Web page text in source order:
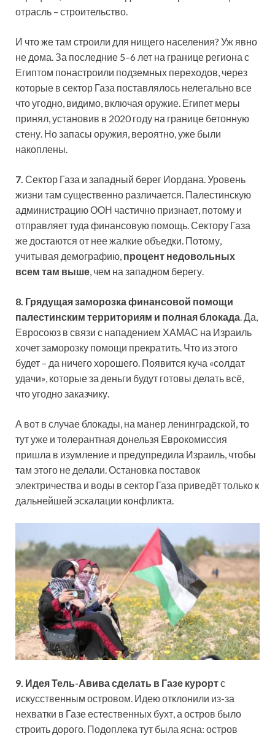
отрасль – строительство.
И что же там строили для нищего населения? Уж явно
не дома. За последние 5–6 лет на границе региона с
Египтом понастроили подземных переходов, через
которые в сектор Газа поставлялось нелегально все
что угодно, видимо, включая оружие. Египет меры
принял, установив в 2020 году на границе бетонную
стену. Но запасы оружия, вероятно, уже были
накоплены.
7. Сектор Газа и западный берег Иордана. Уровень
жизни там существенно различается. Палестинскую
администрацию ООН частично признает, потому и
отправляет туда финансовую помощь. Сектору Газа
же достаются от нее жалкие объедки. Потому,
учитывая демографию, процент недовольных
всем там выше , чем на западном берегу.
8. Грядущая заморозка финансовой помощи
палестинским территориям и полная блокада . Да,
Евросоюз в связи с нападением ХАМАС на Израиль
хочет заморозку помощи прекратить. Что из этого
будет – да ничего хорошего. Появится куча «солдат
удачи», которые за деньги будут готовы делать всё,
что угодно заказчику.
А вот в случае блокады, на манер ленинградской, то
тут уже и толерантная донельзя Еврокомиссия
пришла в изумление и предупредила Израиль, чтобы
там этого не делали. Остановка поставок
электричества и воды в сектор Газа приведёт только к
дальнейшей эскалации конфликта.
9. Идея Тель-Авива сделать в Газе курортс
искусственным островом. Идею отклонили из-за
нехватки в Газе естественных бухт, а остров было
строить дорого. Подоплека тут была ясна: остров